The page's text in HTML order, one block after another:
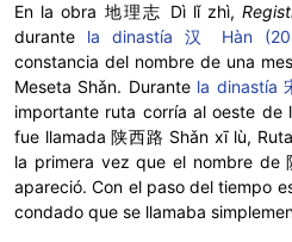
En la obra 地理志 Dì lǐ zhì,
durante la dinastía 汉 Hàn
constancia del nombre de una
Meseta Shǎn. Durante la dinastía
importante ruta corría al oeste de
fue llamada 陕西路 Shǎn xī lù,
la primera vez que el nombre de
apareció. Con el paso del tiempo
condado que se llamaba